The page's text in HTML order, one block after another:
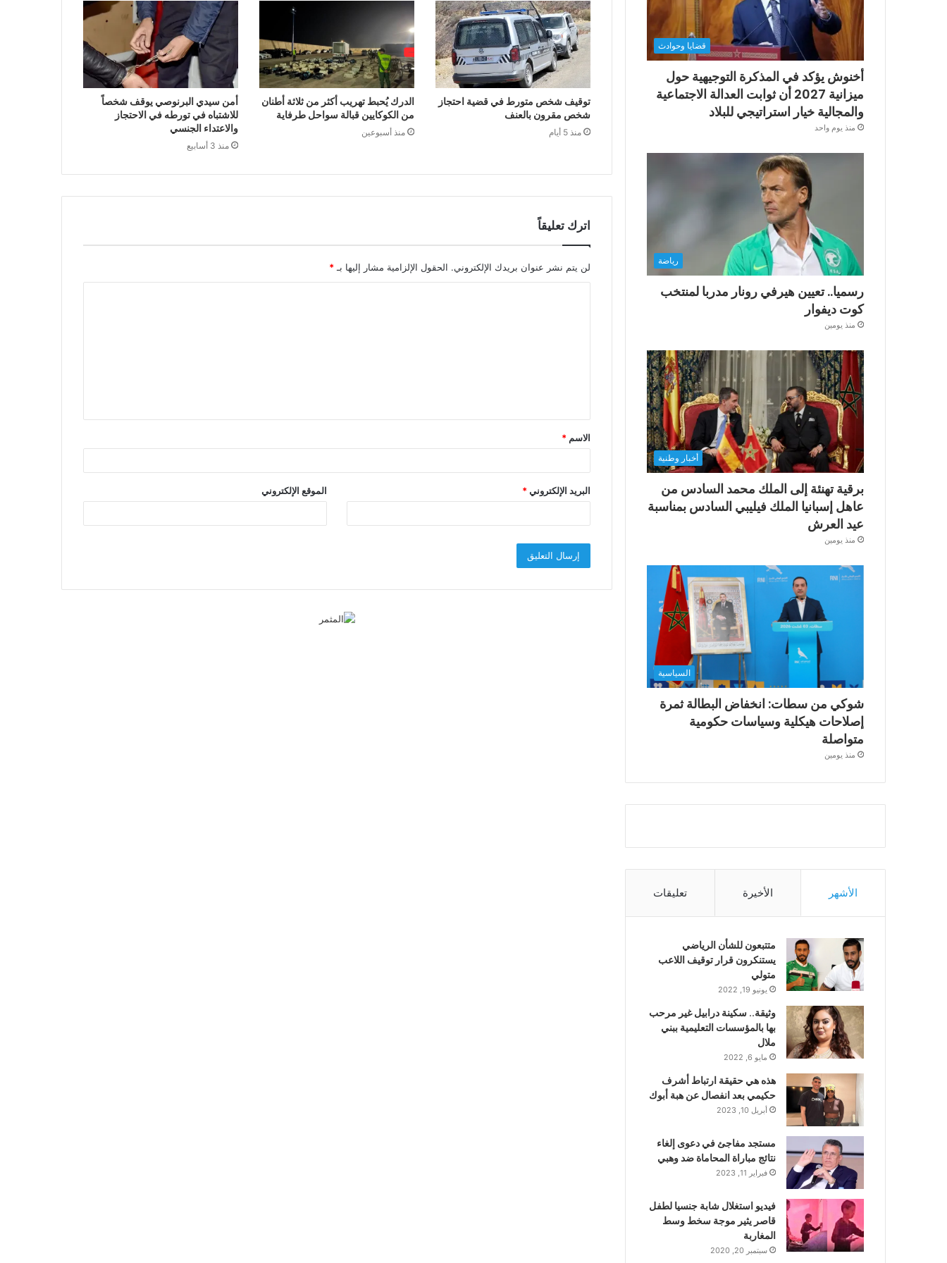
توقيف شخص متورط في قضية احتجاز
شخص مقرون بالعنف
منذ 5 أيام
الدرك يُحبط تهريب أكثر من ثلاثة أطنان
من الكوكايين قبالة سواحل طرفاية
منذ أسبوعين
أمن سيدي البرنوصي يوقف شخصاً
للاشتباه في تورطه في الاحتجاز
والاعتداء الجنسي
منذ 3 أسابيع
اترك تعليقاً
لن يتم نشر عنوان بريدك الإلكتروني. الحقول الإلزامية مشار إليها بـ *
ق
*
الاسم *
البريد الإلكتروني* الموقع الإلكتروني
قضايا وحوادث
أخنوش يؤكد في المذكرة التوجيهية حول
ميزانية 2027 أن ثوابت العدالة الاجتماعية
والمجالية خيار استراتيجي للبلاد
منذ يوم واحد
رياضة
رسميا.. تعيين هيرفي رونار مدربا لمنتخب
كوت ديفوار
منذ يومين
أخبار وطنية
برقية تهنئة إلى الملك محمد السادس من
عاهل إسبانيا الملك فيليبي السادس بمناسبة
عيد العرش
منذ يومين
السياسية
شوكي من سطات: انخفاض البطالة ثمرة
إصلاحات هيكلية وسياسات حكومية
متواصلة
منذ يومين
الأشهر الأخيرة تعليقات
متتبعون للشأن الرياضي
يستنكرون قرار توقيف اللاعب
متولي
يونيو 19, 2022
وثيقة.. سكينة درابيل غير مرحب
بها بالمؤسسات التعليمية ببني
ملال
مايو 6, 2022
هذه هي حقيقة ارتباط أشرف
حكيمي بعد انفصال عن هبة أبوك
أبريل 10, 2023
مستجد مفاجئ في دعوى إلغاء
نتائج مباراة المحاماة ضد وهبي
فبراير 11, 2023
فيديو استغلال شابة جنسيا لطفل
قاصر يثير موجة سخط وسط
المغاربة
سبتمبر 20, 2020